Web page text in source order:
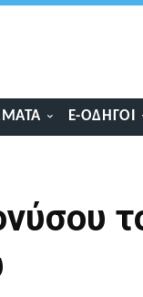
E-ΟΔΗΓΟΊ